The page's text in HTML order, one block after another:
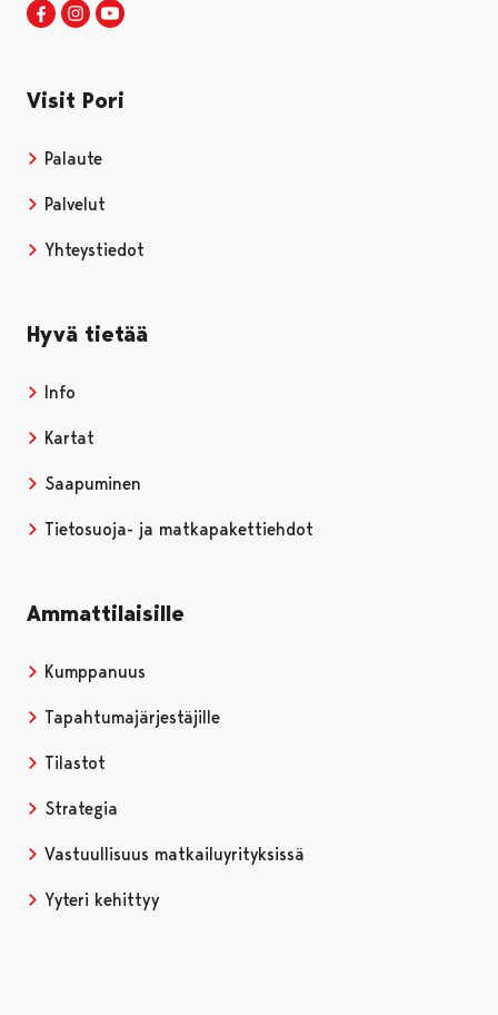
Visit Pori Facebookissa
Avautuu uudessa välilehdessä
Visit Pori Instagrammissa
Avautuu uudessa välilehdessä
Visit Pori
Palaute
Palvelut
Yhteystiedot
Hyvä tietää
Info
Kartat
Saapuminen
Tietosuoja- ja matkapakettiehdot
Ammattilaisille
Kumppanuus
Tapahtumajärjestäjille
Tilastot
Strategia
Vastuullisuus matkailuyrityksissä
Yyteri kehittyy